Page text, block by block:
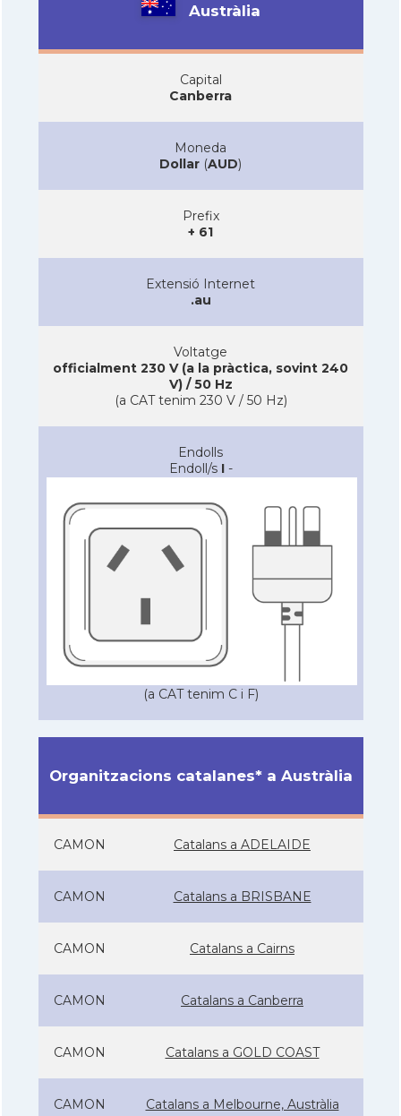
Austràlia
Capital
Canberra
Moneda
Dollar (AUD)
Prefix
+ 61
Extensió Internet
.au
Voltatge
officialment 230 V (a la pràctica, sovint 240
V) / 50 Hz
(a CAT tenim 230 V / 50 Hz)
Endolls
Endoll/s I-
(a CAT tenim C i F)
Organitzacions catalanes* a Austràlia
CAMON Catalans a ADELAIDE
CAMON Catalans a BRISBANE
CAMON Catalans a Cairns
CAMON Catalans a Canberra
CAMON Catalans a GOLD COAST
CAMON Catalans a Melbourne, Austràlia